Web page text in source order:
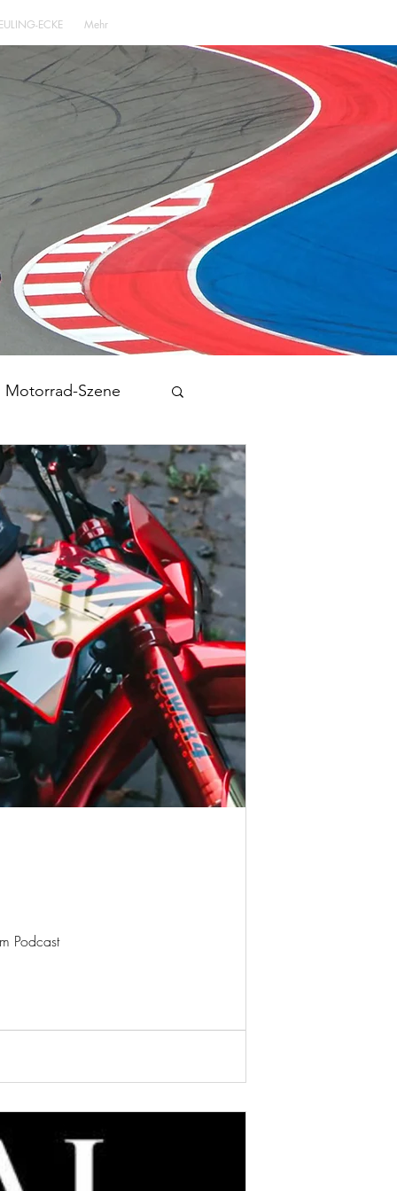
ECKE Mehr
Motorrad-Szene
Podcast